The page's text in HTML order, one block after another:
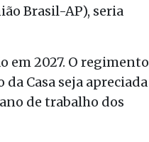
Brasil-AP), seria
em 2027. O regimento
Casa seja apreciada
de trabalho dos